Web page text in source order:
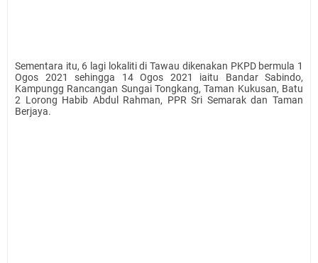
Sementara itu, 6 lagi lokaliti di Tawau dikenakan PKPD bermula 1
Ogos 2021 sehingga 14 Ogos 2021 iaitu Bandar Sabindo,
Kampungg Rancangan Sungai Tongkang, Taman Kukusan, Batu
2 Lorong Habib Abdul Rahman, PPR Sri Semarak dan Taman
Berjaya.